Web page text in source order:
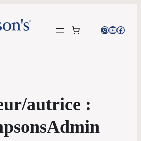
Instagram
YouTube
autrice :